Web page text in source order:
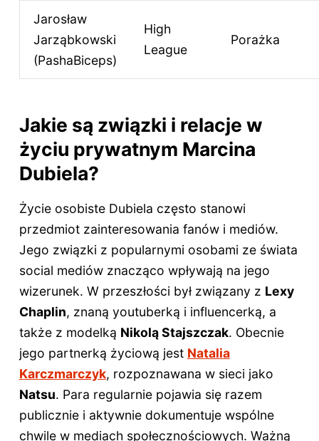
Jarosław
Jarząbkowski
(PashaBiceps)
High
League
Porażka
Jakie są związki i relacje w
życiu prywatnym Marcina
Dubiela?
Życie osobiste Dubiela często stanowi
przedmiot zainteresowania fanów i mediów.
Jego związki z popularnymi osobami ze świata
social mediów znacząco wpływają na jego
wizerunek. W przeszłości był związany z Lexy
Chaplin, znaną youtuberką i influencerką, a
także z modelką Nikolą Stajszczak. Obecnie
jego partnerką życiową jest Natalia
Karczmarczyk, rozpoznawana w sieci jako
Natsu. Para regularnie pojawia się razem
publicznie i aktywnie dokumentuje wspólne
chwile w mediach społecznościowych. Ważną